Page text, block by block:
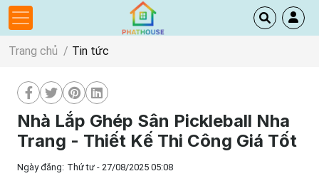
Trang chủ Tin tức
Nhà Lắp Ghép Sân Pickleball Nha
Trang - Thiết Kế Thi Công Giá Tốt
Ngày đăng: Thứ tư - 27/08/2025 05:08